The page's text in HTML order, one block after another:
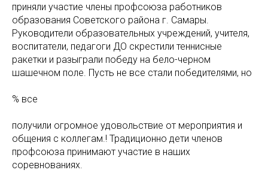
приняли участие члены профсоюза работников
образования Советского района г. Самары.
Руководители образовательных учреждений, учителя,
воспитатели, педагоги ДО скрестили теннисные
ракетки и разыграли победу на бело-черном
шашечном поле. Пусть не все стали победителями, но
% все
получили огромное удовольствие от мероприятия и
общения с коллегам.! Традиционно дети членов
профсоюза принимают участие в наших
соревнованиях.